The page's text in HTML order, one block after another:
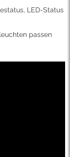
LED-Status
passen